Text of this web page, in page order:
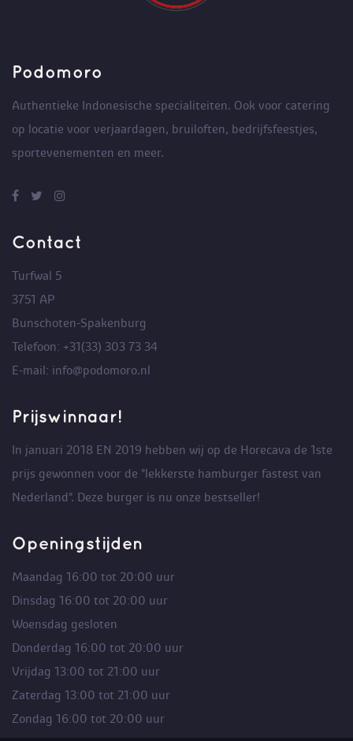
Podomoro
Authentieke Indonesische specialiteiten. Ook voor catering
op locatie voor verjaardagen, bruiloften, bedrijfsfeestjes,
sportevenementen en meer.
Contact
Turfwal 5
3751 AP
Bunschoten-Spakenburg
Telefoon: +31(33) 303 73 34
E-mail: info@podomoro.nl
Prijswinnaar!
In januari 2018 EN 2019 hebben wij op de Horecava de 1ste
prijs gewonnen voor de "lekkerste hamburger fastest van
Nederland". Deze burger is nu onze bestseller!
Openingstijden
Maandag 16:00 tot 20:00 uur
Dinsdag 16:00 tot 20:00 uur
Woensdag gesloten
Donderdag 16:00 tot 20:00 uur
Vrijdag 13:00 tot 21:00 uur
Zaterdag 13:00 tot 21:00 uur
Zondag 16:00 tot 20:00 uur